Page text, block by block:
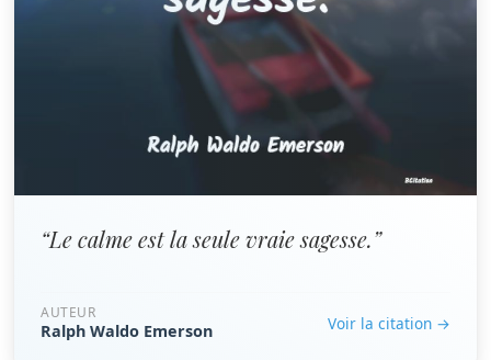
“Le calme est la seule vraie sagesse.”
AUTEUR
Ralph Waldo Emerson Voir la citation →